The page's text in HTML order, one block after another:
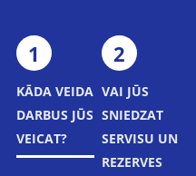
1
KĀDA VEIDA
DARBUS JŪS
VEICAT?
2
VAI JŪS
SNIEDZAT
SERVISU UN
REZERVES